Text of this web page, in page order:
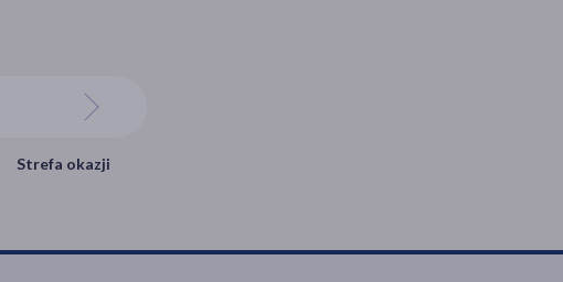
Strefa okazji